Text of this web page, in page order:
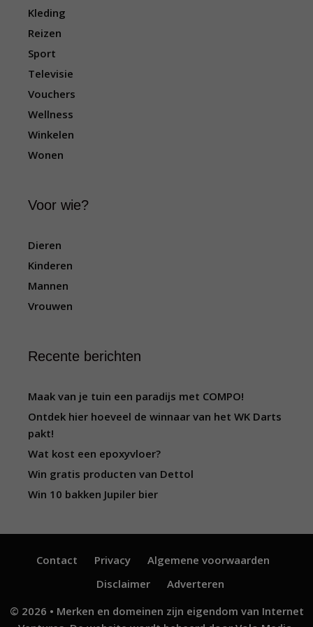
Kleding
Reizen
Sport
Televisie
Vouchers
Wellness
Winkelen
Wonen
Voor wie?
Dieren
Kinderen
Mannen
Vrouwen
Recente berichten
Maak van je tuin een paradijs met COMPO!
Ontdek hier hoeveel de winnaar van het WK Darts
pakt!
Wat kost een epoxyvloer?
Win gratis producten van Dettol
Win 10 bakken Jupiler bier
Contact Privacy
Algemene voorwaarden
Disclaimer
Adverteren
© 2026 • Merken en domeinen zijn eigendom van Internet